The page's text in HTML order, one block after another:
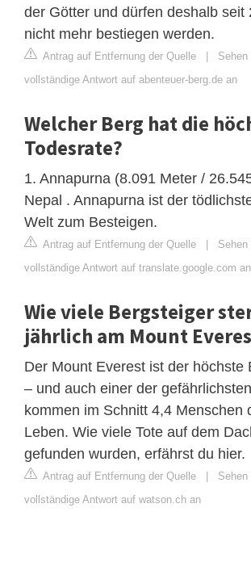
der Götter und dürfen deshalb seit
nicht mehr bestiegen werden.
Antrag auf Entfernung der Quelle |
vollständige Antwort auf abenteuer-berg.de an
Welcher Berg hat die
Todesrate?
1. Annapurna (8.091 Meter /
Nepal . Annapurna ist der
Welt zum Besteigen.
Antrag auf Entfernung der Quelle |
vollständige Antwort auf translate.google.com an
Wie viele Bergsteiger
jährlich am Mount
Der Mount Everest ist der höchste
– und auch einer der
kommen im Schnitt 4,4 Menschen
Leben. Wie viele Tote auf dem
gefunden wurden, erfährst du hier.
Antrag auf Entfernung der Quelle |
vollständige Antwort auf watson.ch an